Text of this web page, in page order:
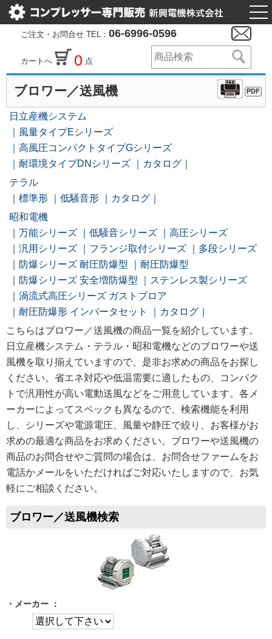
ご注文・お問合せ TEL： 06-6996-0596
カートへ 0 点
ブロワー／送風機 PDF
日立産機システム
風量タイプEシリーズ
高風圧コンパクトタイプGシリーズ
耐環境タイプDNシリーズ
カタログ
テラル
標準形
低騒音形
カタログ
昭和電機
万能シリーズ
低騒音シリーズ
高圧シリーズ
汎用シリーズ
フランジ取付シリーズ
多段シリーズ
防爆シリーズ 耐圧防爆型
耐圧防爆型
防爆シリーズ 安全増防爆型
ステンレス製シリーズ
渦流式高圧シリーズ ガストブロア
耐圧防爆形 インバータセット
カタログ
こちらはブロワー／送風機の商品一覧を紹介しています。
日立産機システム・テラル・昭和電機などのブロワーや送
風機を取り揃えていますので、是非お求めの商品をお探し
ください。省エネ対応や低温需要に適したもの、コンパク
トで汎用性が高い電動送風などをご用意しています。各メ
ーカーによってスペックも異なるので、検索機能を利用
し、シリーズや電源電圧、風量や静圧で絞り、お客様がお
求めの最適な商品をお求めください。ブロワーや送風機の
商品のお問合せやご質問の場合は、お問合せファームをお
電話かメールをいただければご対応いたしますので、お気
軽にご相談ください。
ブロワー／送風機検索
・メーカー ：